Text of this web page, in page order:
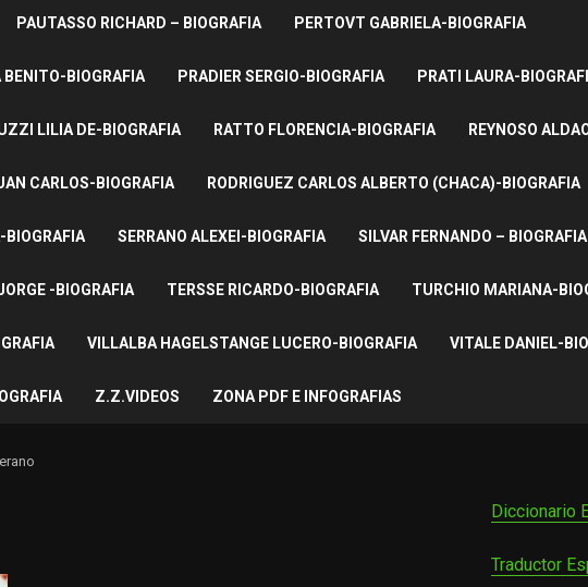
PAUTASSO RICHARD – BIOGRAFIA PERTOVT GABRIELA-BIOGRAFIA
BENITO-BIOGRAFIA PRADIER SERGIO-BIOGRAFIA PRATI LAURA-
LILIA DE-BIOGRAFIA RATTO FLORENCIA-BIOGRAFIA REYNOSO
CARLOS-BIOGRAFIA RODRIGUEZ CARLOS ALBERTO (CHACA)-BIOGRAFIA
SERRANO ALEXEI-BIOGRAFIA SILVAR FERNANDO – BIOGRAFIA
-BIOGRAFIA TERSSE RICARDO-BIOGRAFIA TURCHIO MARIANA-
VILLALBA HAGELSTANGE LUCERO-BIOGRAFIA VITALE DANIEL-
Z.Z.VIDEOS ZONA PDF E INFOGRAFIAS
Diccionario
Traductor